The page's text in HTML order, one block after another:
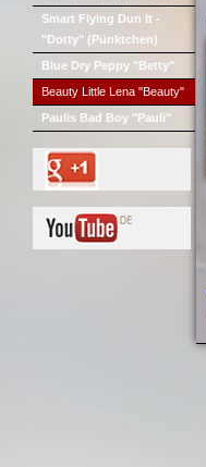
Smart Flying Dun It -
"Dotty" (Pünktchen)
Blue Dry Peppy "Betty"
Beauty Little Lena "Beauty"
Paulis Bad Boy "Pauli"